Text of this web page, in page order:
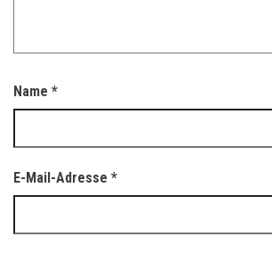
Name *
E-Mail-Adresse *